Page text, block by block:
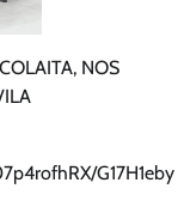
NOS
G17H1eby